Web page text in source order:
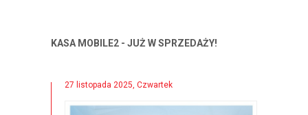
KASA MOBILE2 - JUŻ W SPRZEDAŻY!
27 listopada 2025, Czwartek